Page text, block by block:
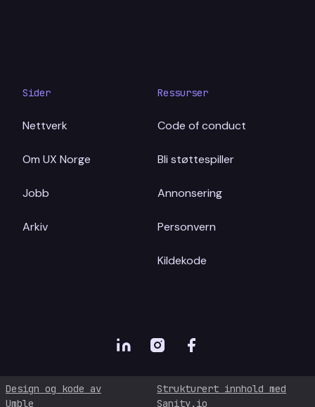
Sider
Nettverk
Om UX Norge
Jobb
Arkiv
Ressurser
Code of conduct
Bli støttespiller
Annonsering
Personvern
Kildekode
Design og kode av
Umble
Strukturert innhold med
Sanity.io